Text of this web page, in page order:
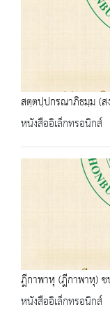
สตฺตปฺปกรณาภิธมฺม (
หนังสืออิเล็กทรอนิกส์
ฎีกาพาหุ (ฎีกาพาหุ)
หนังสืออิเล็กทรอนิกส์